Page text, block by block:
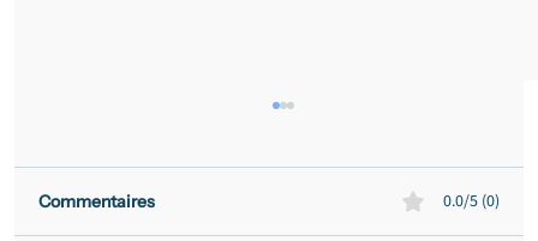
Commentaires 0.0/5 (0)